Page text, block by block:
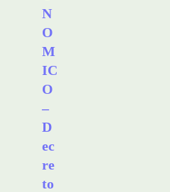
N
O
M
IC
O
–
D
ec
re
to